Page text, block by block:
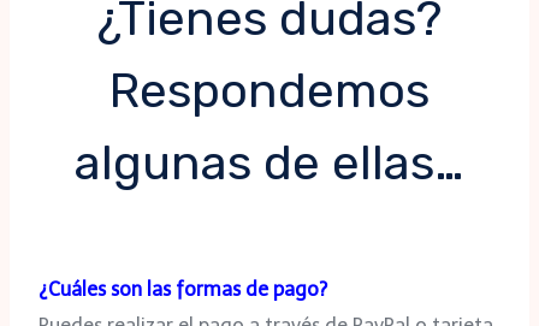
¿Tienes dudas?
Respondemos
algunas de ellas…
¿Cuáles son las formas de pago?